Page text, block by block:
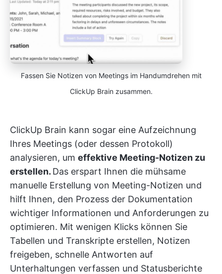
Fassen Sie Notizen von Meetings im Handumdrehen mit
ClickUp Brain zusammen.
ClickUp Brain kann sogar eine Aufzeichnung
Ihres Meetings (oder dessen Protokoll)
analysieren, um effektive Meeting-Notizen zu
erstellen. Das erspart Ihnen die mühsame
manuelle Erstellung von Meeting-Notizen und
hilft Ihnen, den Prozess der Dokumentation
wichtiger Informationen und Anforderungen zu
optimieren. Mit wenigen Klicks können Sie
Tabellen und Transkripte erstellen, Notizen
freigeben, schnelle Antworten auf
Unterhaltungen verfassen und Statusberichte